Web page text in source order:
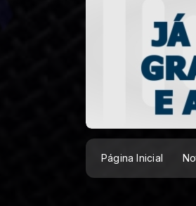
Página Inicial